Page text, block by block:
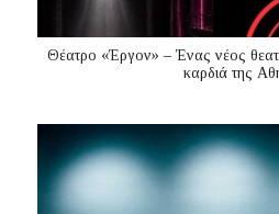
Θέατρο «Έργον» – Ένας νέος
καρδιά της